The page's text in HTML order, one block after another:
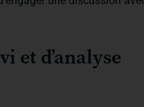
et d’analyse